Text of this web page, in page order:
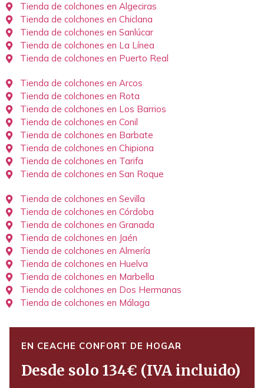
Tienda de colchones en Algeciras
Tienda de colchones en Chiclana
Tienda de colchones en Sanlúcar
Tienda de colchones en La Línea
Tienda de colchones en Puerto Real
Tienda de colchones en Arcos
Tienda de colchones en Rota
Tienda de colchones en Los Barrios
Tienda de colchones en Conil
Tienda de colchones en Barbate
Tienda de colchones en Chipiona
Tienda de colchones en Tarifa
Tienda de colchones en San Roque
Tienda de colchones en Sevilla
Tienda de colchones en Córdoba
Tienda de colchones en Granada
Tienda de colchones en Jaén
Tienda de colchones en Almería
Tienda de colchones en Huelva
Tienda de colchones en Marbella
Tienda de colchones en Dos Hermanas
Tienda de colchones en Málaga
EN CEACHE CONFORT DE HOGAR
Desde solo 134€ (IVA incluido)